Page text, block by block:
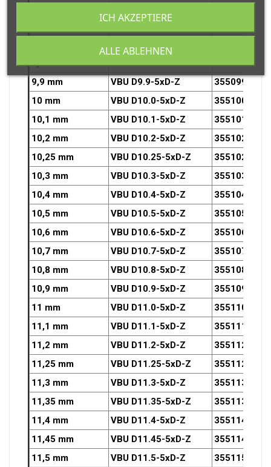
3550950OZ
9,8 mm
VBU D9.8-5xD-Z
3550980OZ
9,9 mm
VBU D9.9-5xD-Z
3550990OZ
10 mm
VBU D10.0-5xD-Z
3551000OZ
10,1 mm
VBU D10.1-5xD-Z
3551010OZ
10,2 mm
VBU D10.2-5xD-Z
3551020OZ
10,25 mm
VBU D10.25-5xD-Z
3551025OZ
10,3 mm
VBU D10.3-5xD-Z
3551030OZ
10,4 mm
VBU D10.4-5xD-Z
3551040OZ
10,5 mm
VBU D10.5-5xD-Z
3551050OZ
10,6 mm
VBU D10.6-5xD-Z
3551060OZ
10,7 mm
VBU D10.7-5xD-Z
3551070OZ
10,8 mm
VBU D10.8-5xD-Z
3551080OZ
10,9 mm
VBU D10.9-5xD-Z
3551090OZ
11 mm
VBU D11.0-5xD-Z
3551100OZ
11,1 mm
VBU D11.1-5xD-Z
3551110OZ
11,2 mm
VBU D11.2-5xD-Z
3551120OZ
11,25 mm
VBU D11.25-5xD-Z
3551125OZ
11,3 mm
VBU D11.3-5xD-Z
3551130OZ
11,35 mm
VBU D11.35-5xD-Z
3551135OZ
11,4 mm
VBU D11.4-5xD-Z
3551140OZ
11,45 mm
VBU D11.45-5xD-Z
3551145OZ
11,5 mm
VBU D11.5-5xD-Z
3551150OZ
ALLE ABLEHNEN
ICH AKZEPTIERE